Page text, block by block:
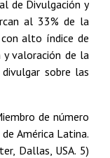
de Divulgación y
al 33% de la
alto índice de
y valoración de la
sobre las
de número
América Latina.
Dallas, USA. 5)